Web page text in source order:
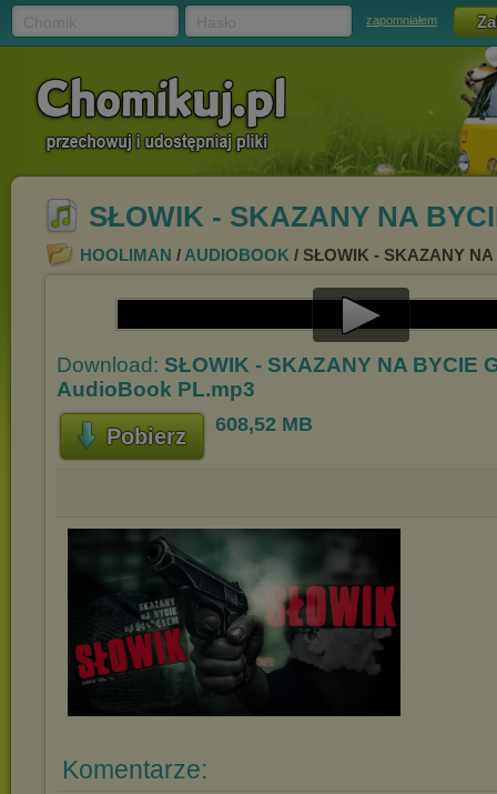
zapomniałem
SŁOWIK - SKAZANY NA
HOOLIMAN / AUDIOBOOK / SŁOWIK - SKAZANY
Play
Download: SŁOWIK - SKAZANY NA BYCIE
AudioBook PL.mp3
Pobierz 608,52 MB
Komentarze: